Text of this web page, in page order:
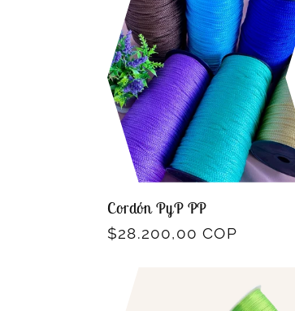
n
:
Cordón PyP PP
Precio
$28.200,00 COP